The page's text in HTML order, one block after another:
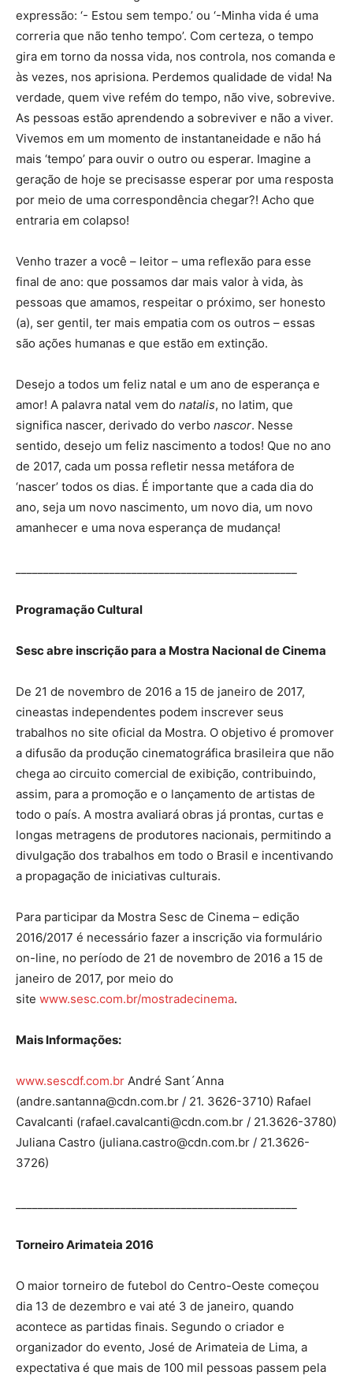
expressão: ‘- Estou sem tempo.’ ou ‘-Minha vida é uma
correria que não tenho tempo’. Com certeza, o tempo
gira em torno da nossa vida, nos controla, nos comanda e
às vezes, nos aprisiona. Perdemos qualidade de vida! Na
verdade, quem vive refém do tempo, não vive, sobrevive.
As pessoas estão aprendendo a sobreviver e não a viver.
Vivemos em um momento de instantaneidade e não há
mais ‘tempo’ para ouvir o outro ou esperar. Imagine a
geração de hoje se precisasse esperar por uma resposta
por meio de uma correspondência chegar?! Acho que
entraria em colapso!
Venho trazer a você – leitor – uma reflexão para esse
final de ano: que possamos dar mais valor à vida, às
pessoas que amamos, respeitar o próximo, ser honesto
(a), ser gentil, ter mais empatia com os outros – essas
são ações humanas e que estão em extinção.
Desejo a todos um feliz natal e um ano de esperança e
amor! A palavra natal vem do natalis, no latim, que
significa nascer, derivado do verbo nascor. Nesse
sentido, desejo um feliz nascimento a todos! Que no ano
de 2017, cada um possa refletir nessa metáfora de
‘nascer’ todos os dias. É importante que a cada dia do
ano, seja um novo nascimento, um novo dia, um novo
amanhecer e uma nova esperança de mudança!
Programação Cultural
Sesc abre inscrição para a Mostra Nacional de Cinema
De 21 de novembro de 2016 a 15 de janeiro de 2017,
cineastas independentes podem inscrever seus
trabalhos no site oficial da Mostra. O objetivo é promover
a difusão da produção cinematográfica brasileira que não
chega ao circuito comercial de exibição, contribuindo,
assim, para a promoção e o lançamento de artistas de
todo o país. A mostra avaliará obras já prontas, curtas e
longas metragens de produtores nacionais, permitindo a
divulgação dos trabalhos em todo o Brasil e incentivando
a propagação de iniciativas culturais.
Para participar da Mostra Sesc de Cinema – edição
2016/2017 é necessário fazer a inscrição via formulário
on-line, no período de 21 de novembro de 2016 a 15 de
janeiro de 2017, por meio do
site www.sesc.com.br/mostradecinema.
Mais Informações:
www.sescdf.com.br André Sant´Anna
(andre.santanna@cdn.com.br / 21. 3626-3710) Rafael
Cavalcanti (rafael.cavalcanti@cdn.com.br / 21.3626-3780)
Juliana Castro (juliana.castro@cdn.com.br / 21.3626-
3726)
Torneiro Arimateia 2016
O maior torneiro de futebol do Centro-Oeste começou
dia 13 de dezembro e vai até 3 de janeiro, quando
acontece as partidas finais. Segundo o criador e
organizador do evento, José de Arimateia de Lima, a
expectativa é que mais de 100 mil pessoas passem pela